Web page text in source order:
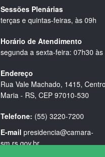
Sessões Plenárias
terças e quintas-feiras, às 09h
Horário de Atendimento
segunda a sexta-feira: 07h30 às
Endereço
Rua Vale Machado, 1415,
Maria - RS, CEP 97010-530
Telefone: (55) 3220-7200
E-mail presidencia@camara-
sm.rs.gov.br